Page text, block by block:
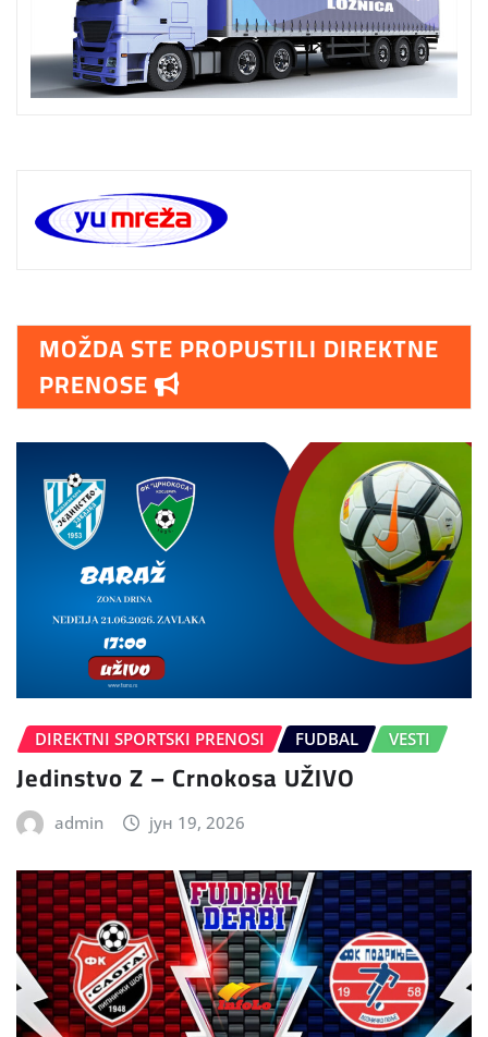
MOŽDA STE PROPUSTILI DIREKTNE
PRENOSE
DIREKTNI SPORTSKI PRENOSI FUDBAL VESTI
Jedinstvo Z – Crnokosa UŽIVO
admin јун 19, 2026